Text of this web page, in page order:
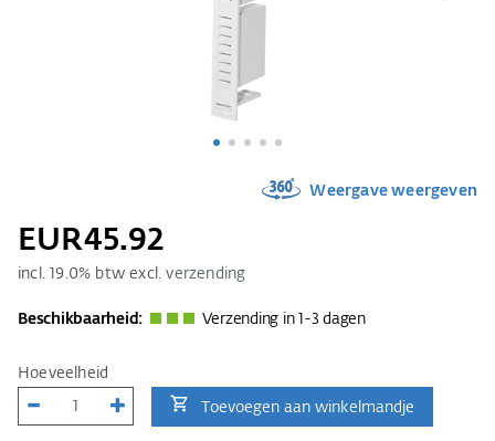
Weergave weergeven
EUR45.92
incl. 19.0% btw excl.verzending
Beschikbaarheid: Verzending in 1-3 dagen
Hoeveelheid
Toevoegen aan winkelmandje